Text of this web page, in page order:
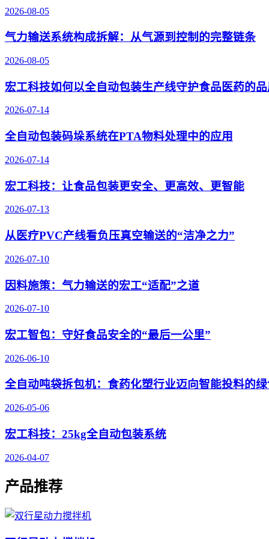
2026-08-05
气力输送系统构成拆解：从气源到控制的完整链条
2026-08-05
宏工科技如何以全自动包装生产线守护食品医药的
2026-07-14
全自动包装码垛系统在PTA物料处理中的应用
2026-07-14
宏工科技：让食品包装更安全、更高效、更智能
2026-07-13
从医疗PVC产线看负压真空输送的“洁净之力”
2026-07-10
因料施策：气力输送的宏工“适配”之道
2026-07-10
宏工智包：守好食品安全的“最后一公里”
2026-06-10
全自动吨袋拆包机：食药化塑行业迈向智能投料的
2026-05-06
宏工科技：25kg全自动包装系统
2026-04-07
产品推荐